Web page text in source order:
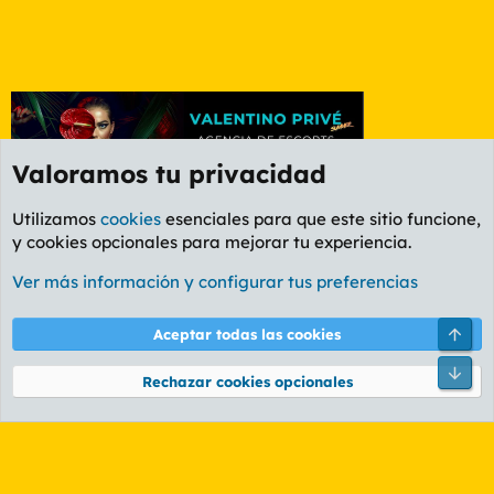
Foro General
Cookies
PL OLDSTYLE AMARILLO
Términos y reglas Política de privacidad Ayuda
Community platform by XenForo® © 2010-2026 XenForo Ltd.
Valoramos tu privacidad
Utilizamos cookies esenciales para que este sitio funcione,
y cookies opcionales para mejorar tu experiencia.
Ver más información y configurar tus preferencias
Aceptar todas las cookies
Rechazar cookies opcionales
Pie